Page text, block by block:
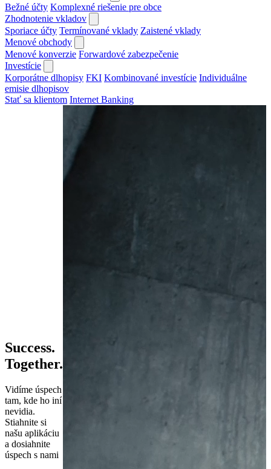
Bežné účty Komplexné riešenie pre obce
Zhodnotenie vkladov
Sporiace účty Termínované vklady Zaistené vklady
Menové obchody
Menové konverzie Forwardové zabezpečenie
Investície
Korporátne dlhopisy FKI Kombinované investície Individuálne
emisie dlhopisov
Stať sa klientom Internet Banking
Success.
Together.
Vidíme úspech
tam, kde ho iní
nevidia.
Stiahnite si
našu aplikáciu
a dosiahnite
úspech s nami